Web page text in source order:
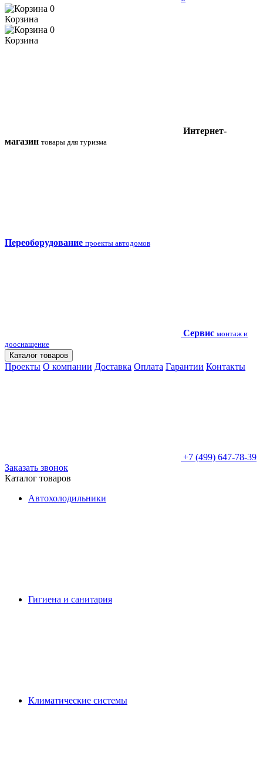
0
Корзина
0
Корзина
Интернет-
магазин товары для туризма
Переоборудование проекты автодомов
Сервис монтаж и
дооснащение
Каталог товаров
Проекты О компании Доставка Оплата Гарантии Контакты
+7 (499) 647-78-39
Заказать звонок
Каталог товаров
Автохолодильники
Гигиена и санитария
Климатические системы